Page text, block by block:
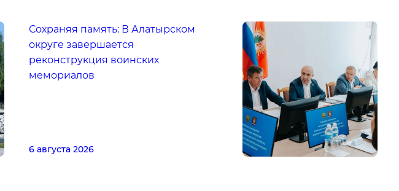
Сохраняя память: В Алатырском
округе завершается
реконструкция воинских
мемориалов
6 августа 2026